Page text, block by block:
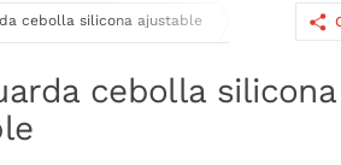
cebolla silicona ajustable
cebolla silicona